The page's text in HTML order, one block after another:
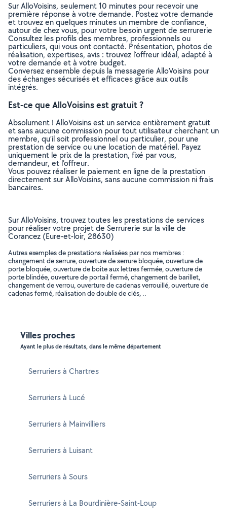
Sur AlloVoisins, seulement 10 minutes pour recevoir une
première réponse à votre demande. Postez votre demande
et trouvez en quelques minutes un membre de confiance,
autour de chez vous, pour votre besoin urgent de serrurerie
Consultez les profils des membres, professionnels ou
particuliers, qui vous ont contacté. Présentation, photos de
réalisation, expertises, avis : trouvez l'offreur idéal, adapté à
votre demande et à votre budget.
Conversez ensemble depuis la messagerie AlloVoisins pour
des échanges sécurisés et efficaces grâce aux outils
intégrés.
Est-ce que AlloVoisins est gratuit ?
Absolument ! AlloVoisins est un service entièrement gratuit
et sans aucune commission pour tout utilisateur cherchant un
membre, qu’il soit professionnel ou particulier, pour une
prestation de service ou une location de matériel. Payez
uniquement le prix de la prestation, fixé par vous,
demandeur, et l’offreur.
Vous pouvez réaliser le paiement en ligne de la prestation
directement sur AlloVoisins, sans aucune commission ni frais
bancaires.
Sur AlloVoisins, trouvez toutes les prestations de services
pour réaliser votre projet de Serrurerie sur la ville de
Corancez (Eure-et-loir, 28630)
Autres exemples de prestations réalisées par nos membres :
changement de serrure, ouverture de serrure bloquée, ouverture de
porte bloquée, ouverture de boite aux lettres fermée, ouverture de
porte blindée, ouverture de portail fermé, changement de barillet,
changement de verrou, ouverture de cadenas verrouillé, ouverture de
cadenas fermé, réalisation de double de clés, ..
Villes proches
Ayant le plus de résultats, dans le même département
Serruriers à Chartres
Serruriers à Lucé
Serruriers à Mainvilliers
Serruriers à Luisant
Serruriers à Sours
Serruriers à La Bourdinière-Saint-Loup